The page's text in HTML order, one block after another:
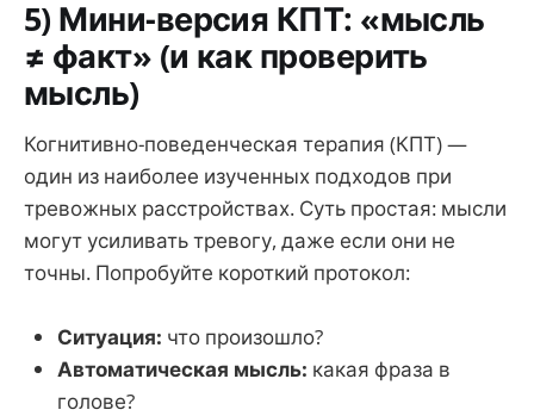
5) Мини-версия КПТ: «мысль
≠ факт» (и как проверить
мысль)
Когнитивно-поведенческая терапия (КПТ) —
один из наиболее изученных подходов при
тревожных расстройствах. Суть простая: мысли
могут усиливать тревогу, даже если они не
точны. Попробуйте короткий протокол:
Ситуация: что произошло?
Автоматическая мысль: какая фраза в
голове?